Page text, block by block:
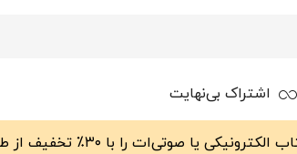
اشتراک بی‌نهایت